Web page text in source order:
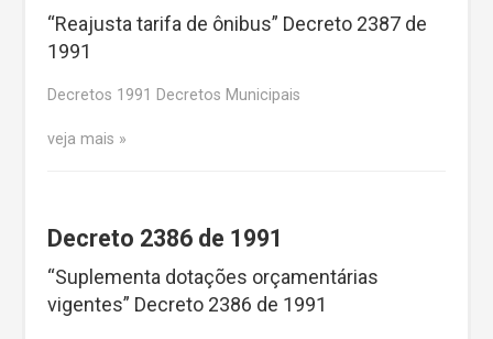
“Reajusta tarifa de ônibus” Decreto 2387 de
1991
Decretos 1991 Decretos Municipais
veja mais
Decreto 2386 de 1991
“Suplementa dotações orçamentárias
vigentes” Decreto 2386 de 1991